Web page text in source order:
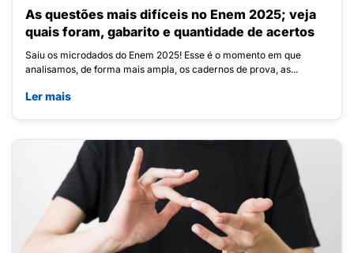
As questões mais difíceis no Enem 2025; veja
quais foram, gabarito e quantidade de acertos
Saiu os microdados do Enem 2025! Esse é o momento em que
analisamos, de forma mais ampla, os cadernos de prova, as...
Ler mais